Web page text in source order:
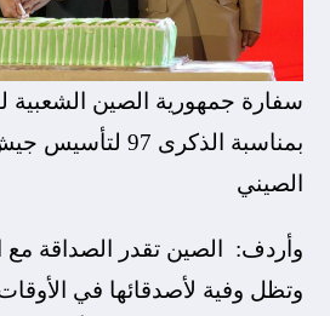
سفارة جمهورية الصين الشعبية
بمناسبة الذكرى 97
الصيني
وأردف: الصين تقدر الصداقة
وتظل وفية لأصدقائها في